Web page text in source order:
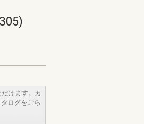
けます。カ
ログをごら